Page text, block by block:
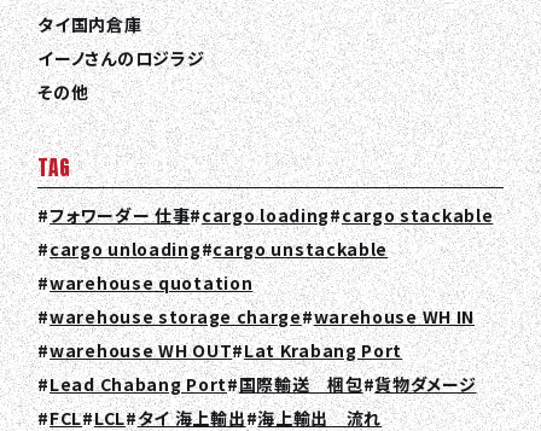
タイ国内倉庫
イーノさんのロジラジ
その他
TAG
フォワーダー 仕事 cargo loading cargo stackable
cargo unloading cargo unstackable
warehouse quotation
warehouse storage charge warehouse WH IN
warehouse WH OUT Lat Krabang Port
Lead Chabang Port 国際輸送 梱包 貨物ダメージ
FCL LCL タイ 海上輸出 海上輸出 流れ